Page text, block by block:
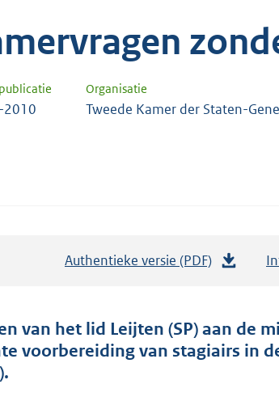
Organisatie
2010 Tweede Kamer der Staten-
Authentieke versie (PDF)
t
a
van het lid Leijten (SP) aan de
voorbereiding van stagiairs in